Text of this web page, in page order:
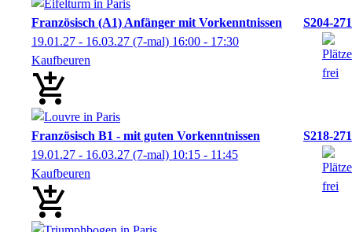
Französisch (A1) Anfänger mit Vorkenntnissen
S204-271
19.01.27 - 16.03.27 (7-mal) 16:00 - 17:30
Kaufbeuren
Französisch B1 - mit guten Vorkenntnissen
S218-271
19.01.27 - 16.03.27 (7-mal) 10:15 - 11:45
Kaufbeuren